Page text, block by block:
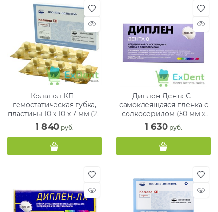
Колапол КП -
гемостатическая губка,
пластины 10 х 10 х 7 мм (20
шт)
1 840 руб.
Диплен-Дента С -
самоклеящаяся пленка с
солкосерилом (50 мм х
100 мм)
1 630 руб.